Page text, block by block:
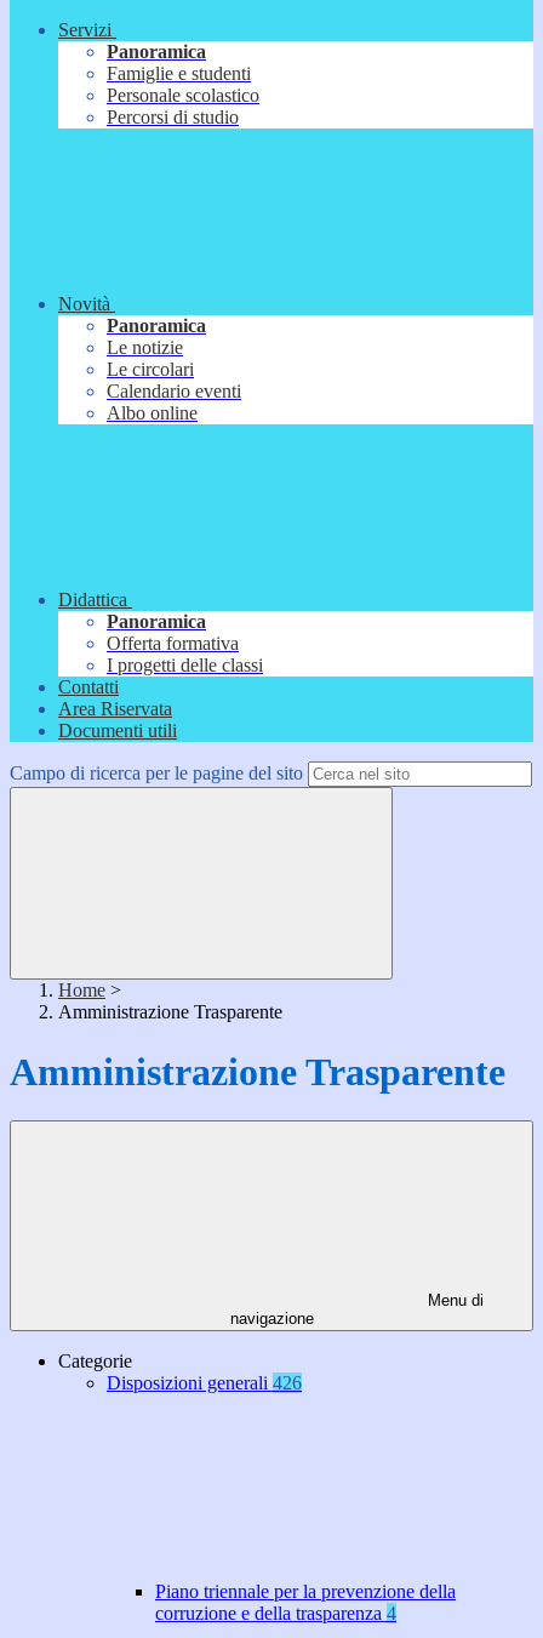
Servizi
Panoramica
Famiglie e studenti
Personale scolastico
Percorsi di studio
Novità
Panoramica
Le notizie
Le circolari
Calendario eventi
Albo online
Didattica
Panoramica
Offerta formativa
I progetti delle classi
Contatti
Area Riservata
Documenti utili
Campo di ricerca per le pagine del sito
Home >
Amministrazione Trasparente
Amministrazione Trasparente
Menu di
navigazione
Categorie
Disposizioni generali 426
Piano triennale per la prevenzione della
corruzione e della trasparenza 4